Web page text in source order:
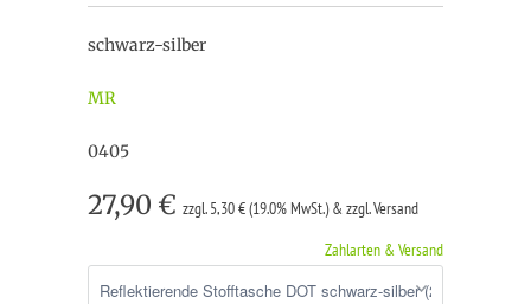
schwarz-silber
MR
0405
27,90 € zzgl. 5,30 € (19.0% MwSt.) & zzgl. Versand
Zahlarten & Versand